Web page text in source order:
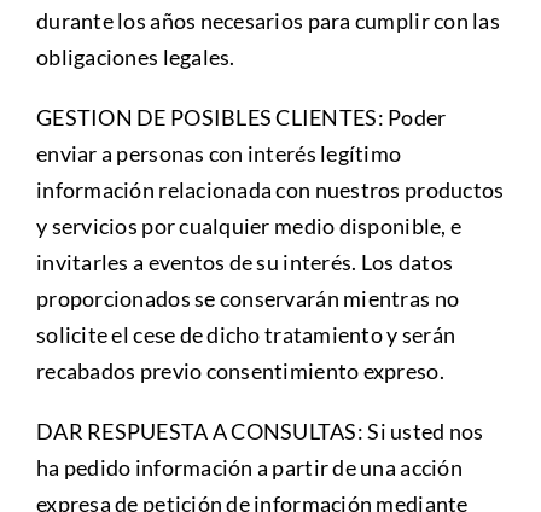
durante los años necesarios para cumplir con las
obligaciones legales.
GESTION DE POSIBLES CLIENTES: Poder
enviar a personas con interés legítimo
información relacionada con nuestros productos
y servicios por cualquier medio disponible, e
invitarles a eventos de su interés. Los datos
proporcionados se conservarán mientras no
solicite el cese de dicho tratamiento y serán
recabados previo consentimiento expreso.
DAR RESPUESTA A CONSULTAS: Si usted nos
ha pedido información a partir de una acción
expresa de petición de información mediante